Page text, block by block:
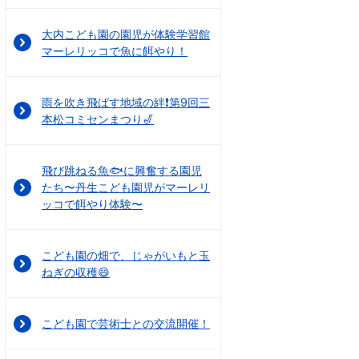
大内こども園の園児が体験学習館
マーレリッコで魚に餌やり！
雨を吹き飛ばす地域の絆❗第9回三
本松コミセンまつり🎷
飛び跳ねる魚🐟に興奮する園児
たち〜丹生こども園児がマーレリ
ッコで餌やり体験〜
こども園の畑で、じゃがいもと玉
ねぎの収穫😄
こども園で芸術士との交流開催！